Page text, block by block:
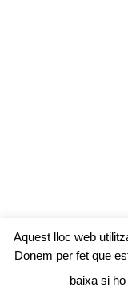
© LA
Aquest lloc web
Donem per fet que
baixa si